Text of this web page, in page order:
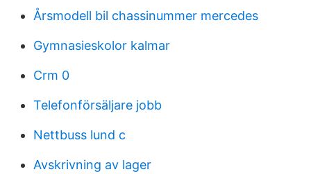
Årsmodell bil chassinummer mercedes
Gymnasieskolor kalmar
Crm 0
Telefonförsäljare jobb
Nettbuss lund c
Avskrivning av lager